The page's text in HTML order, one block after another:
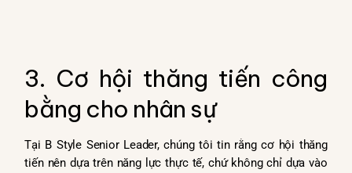
3. Cơ hội thăng tiến công
bằng cho nhân sự
Tại B Style Senior Leader, chúng tôi tin rằng cơ hội thăng
tiến nên dựa trên năng lực thực tế, chứ không chỉ dựa vào